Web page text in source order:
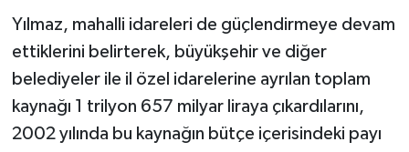
Yılmaz, mahalli idareleri de güçlendirmeye devam
ettiklerini belirterek, büyükşehir ve diğer
belediyeler ile il özel idarelerine ayrılan toplam
kaynağı 1 trilyon 657 milyar liraya çıkardılarını,
2002 yılında bu kaynağın bütçe içerisindeki payı